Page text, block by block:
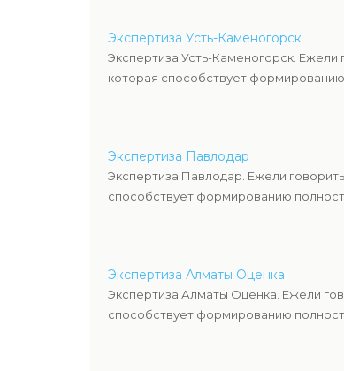
Экспертиза Усть-Каменогорск
Экспертиза Усть-Каменогорск. Ежели
которая способствует
Экспертиза Павлодар
Экспертиза Павлодар. Ежели
способствует формированию
Экспертиза Алматы Оценка
Экспертиза Алматы Оценка. Ежели
способствует формированию